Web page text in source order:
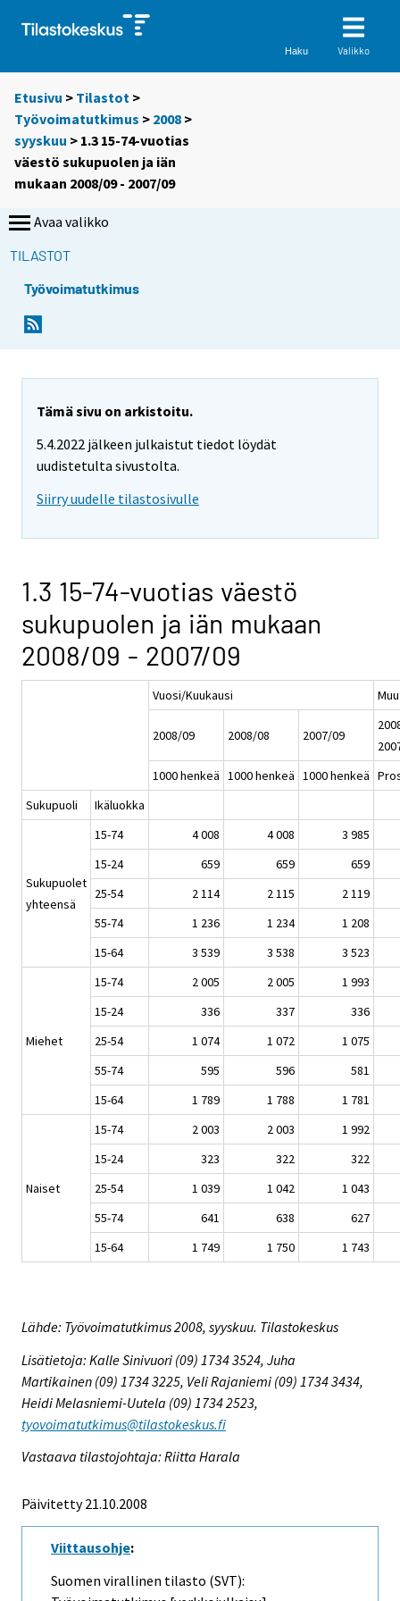
Haku Valikko
Etusivu > Tilastot >
Työvoimatutkimus > 2008 >
syyskuu > 1.3 15-74-vuotias
väestö sukupuolen ja iän
mukaan 2008/09 - 2007/09
Avaa valikko
TILASTOT
Työvoimatutkimus
Tämä sivu on arkistoitu.
5.4.2022 jälkeen julkaistut tiedot löydät
uudistetulta sivustolta.
Siirry uudelle tilastosivulle
1.3 15-74-vuotias väestö
sukupuolen ja iän mukaan
2008/09 - 2007/09
Vuosi/Kuukausi
2008/09 2008/08 2007/09
1000 henkeä 1000 henkeä 1000 henkeä
Sukupuoli
Ikäluokka
Sukupuolet
yhteensä
15-74 4 008 4 008
3 985
15-24
659 659
659
25-54
2 114 2 115
2 119
55-74
1 236 1 234
1 208
15-64
3 539 3 538 3 523
Miehet
15-74 2 005 2 005
1 993
15-24
336 337
336
25-54
1 074 1 072
1 075
55-74
595 596
581
15-64
1 789 1 788 1 781
Naiset
15-74 2 003 2 003
1 992
15-24
323 322
322
25-54
1 039 1 042
1 043
55-74
641 638
627
15-64
1 749 1 750 1 743
Lähde: Työvoimatutkimus 2008, syyskuu. Tilastokeskus
Lisätietoja: Kalle Sinivuori (09) 1734 3524, Juha
Martikainen (09) 1734 3225, Veli Rajaniemi (09) 1734 3434,
Heidi Melasniemi-Uutela (09) 1734 2523,
tyovoimatutkimus@tilastokeskus.fi
Vastaava tilastojohtaja: Riitta Harala
Päivitetty 21.10.2008
Viittausohje:
Suomen virallinen tilasto (SVT):